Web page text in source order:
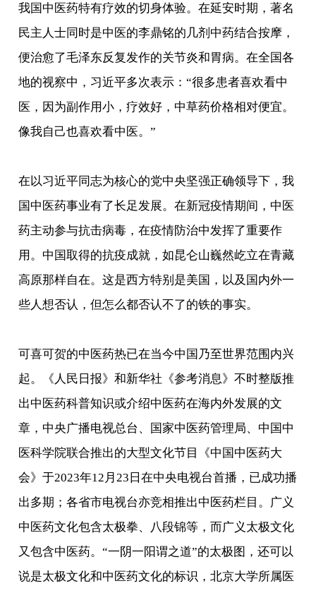
我国中医药特有疗效的切身体验。在延安时期，著名
民主人士同时是中医的李鼎铭的几剂中药结合按摩，
便治愈了毛泽东反复发作的关节炎和胃病。在全国各
地的视察中，习近平多次表示：“很多患者喜欢看中
医，因为副作用小，疗效好，中草药价格相对便宜。
像我自己也喜欢看中医。”
在以习近平同志为核心的党中央坚强正确领导下，我
国中医药事业有了长足发展。在新冠疫情期间，中医
药主动参与抗击病毒，在疫情防治中发挥了重要作
用。中国取得的抗疫成就，如昆仑山巍然屹立在青藏
高原那样自在。这是西方特别是美国，以及国内外一
些人想否认，但怎么都否认不了的铁的事实。
可喜可贺的中医药热已在当今中国乃至世界范围内兴
起。《人民日报》和新华社《参考消息》不时整版推
出中医药科普知识或介绍中医药在海内外发展的文
章，中央广播电视总台、国家中医药管理局、中国中
医科学院联合推出的大型文化节目《中国中医药大
会》于2023年12月23日在中央电视台首播，已成功播
出多期；各省市电视台亦竞相推出中医药栏目。广义
中医药文化包含太极拳、八段锦等，而广义太极文化
又包含中医药。“一阴一阳谓之道”的太极图，还可以
说是太极文化和中医药文化的标识，北京大学所属医